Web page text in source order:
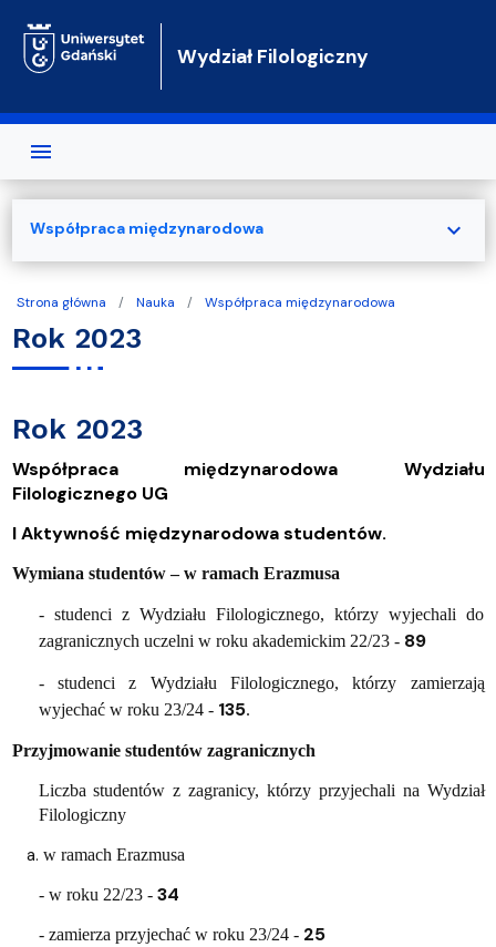
Wydział Filologiczny
Strona główna Nauka Współpraca międzynarodowa
Rok 2023
Rok 2023
Współpraca międzynarodowa Wydziału
Filologicznego UG
I Aktywność międzynarodowa studentów.
Wymiana studentów – w ramach Erazmusa
- studenci z Wydziału Filologicznego, którzy wyjechali do
zagranicznych uczelni w roku akademickim 22/23 - 89
- studenci z Wydziału Filologicznego, którzy
zamierzają
wyjechać w roku 23/24 -135.
Przyjmowanie studentów zagranicznych
Liczba studentów z zagranicy, którzy przyjechali na Wydział
Filologiczny
w ramach Erazmusa
- w roku 22/23 - 34
- zamierza przyjechać w roku 23/24 - 25
Współpraca międzynarodowa expand_more